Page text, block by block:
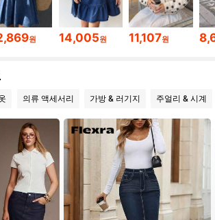
팔로워
팔로워
2.6M 팔로워
2.6M 팔로워
원 14,005원 11,107원
의류 액세서리 가방 & 러기지 주얼리 & 시계